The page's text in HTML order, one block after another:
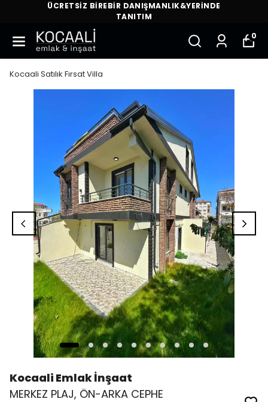
ÜCRETSİZ BİREBİR DANIŞMANLIK&YERİNDE
TANITIM
0
Kocaali Satılık Fırsat Villa
Kocaali Emlak İnşaat
MERKEZ PLAJ, ÖN-ARKA CEPHE